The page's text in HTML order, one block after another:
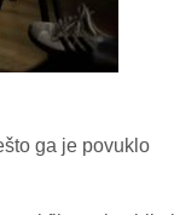
ga je povuklo